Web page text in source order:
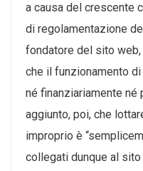
a causa del crescente
di regolamentazione
fondatore del sito web,
che il funzionamento
né finanziariamente né
aggiunto, poi, che
improprio è
collegati dunque al